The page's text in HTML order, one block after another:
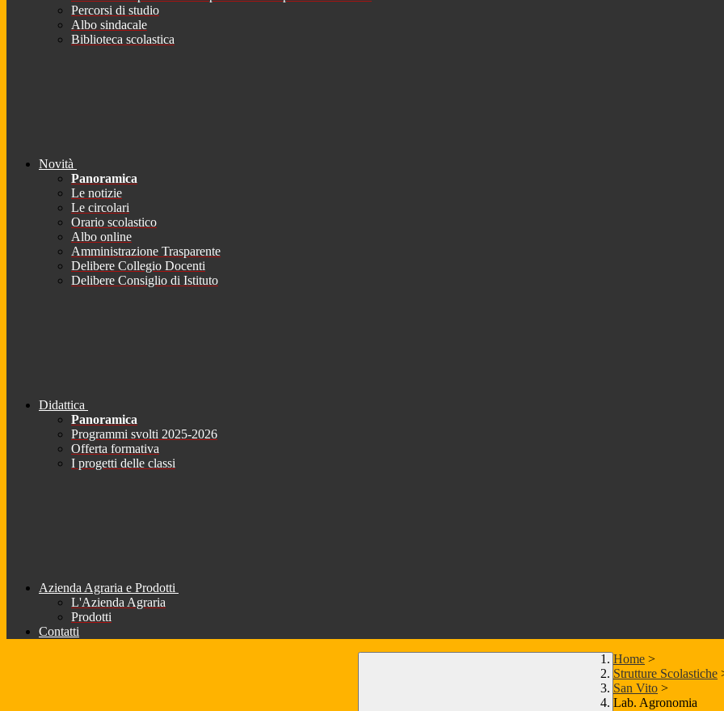
Percorsi di studio
Albo sindacale
Biblioteca scolastica
Novità
Panoramica
Le notizie
Le circolari
Orario scolastico
Albo online
Amministrazione Trasparente
Delibere Collegio Docenti
Delibere Consiglio di Istituto
Didattica
Panoramica
Programmi svolti 2025-2026
Offerta formativa
I progetti delle classi
Azienda Agraria e Prodotti
L'Azienda Agraria
Prodotti
Contatti
Home >
Strutture Scolastiche
San Vito >
Lab. Agronomia